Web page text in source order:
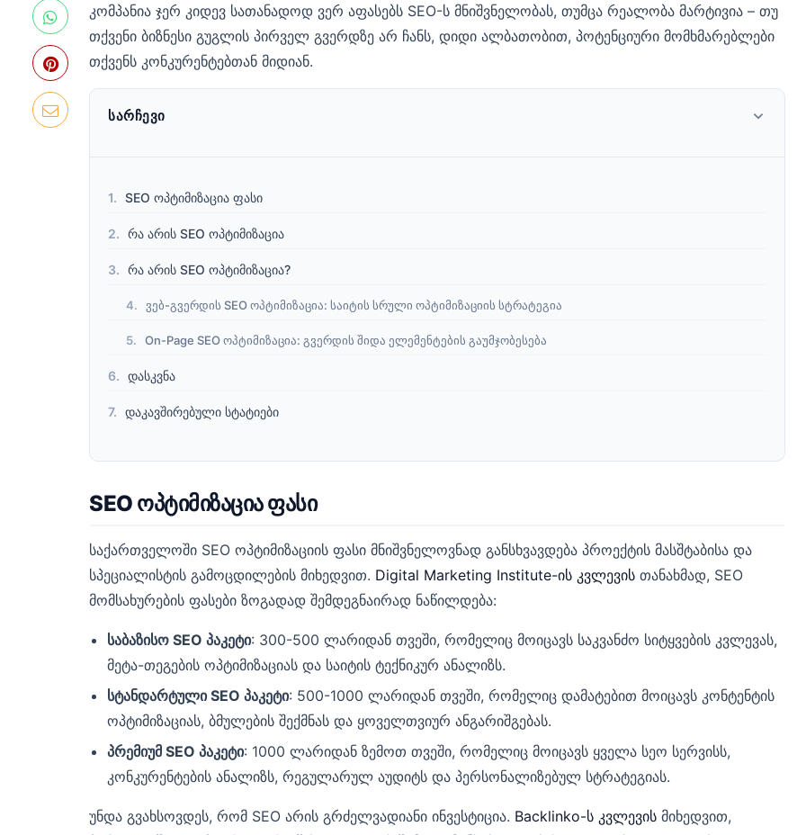
კომპანია ჯერ კიდევ სათანადოდ ვერ აფასებს SEO-ს მნიშვნელობას, თუმცა რეალობა მარტივია – თუ
თქვენი ბიზნესი გუგლის პირველ გვერდზე არ ჩანს, დიდი ალბათობით, პოტენციური მომხმარებლები
თქვენს კონკურენტებთან მიდიან.
ᲡᲐᲠᲩᲔᲕᲘ
SEO ოპტიმიზაცია ფასი
რა არის SEO ოპტიმიზაცია
რა არის SEO ოპტიმიზაცია?
ვებ-გვერდის SEO ოპტიმიზაცია: საიტის სრული ოპტიმიზაციის სტრატეგია
On-Page SEO ოპტიმიზაცია: გვერდის შიდა ელემენტების გაუმჯობესება
დასკვნა
დაკავშირებული სტატიები
SEO ოპტიმიზაცია ფასი
საქართველოში SEO ოპტიმიზაციის ფასი მნიშვნელოვნად განსხვავდება პროექტის მასშტაბისა და
სპეციალისტის გამოცდილების მიხედვით. Digital Marketing Institute-ის კვლევის თანახმად, SEO
მომსახურების ფასები ზოგადად შემდეგნაირად ნაწილდება:
საბაზისო SEO პაკეტი: 300-500 ლარიდან თვეში, რომელიც მოიცავს საკვანძო სიტყვების კვლევას,
მეტა-თეგების ოპტიმიზაციას და საიტის ტექნიკურ ანალიზს.
სტანდარტული SEO პაკეტი: 500-1000 ლარიდან თვეში, რომელიც დამატებით მოიცავს კონტენტის
ოპტიმიზაციას, ბმულების შექმნას და ყოველთვიურ ანგარიშგებას.
პრემიუმ SEO პაკეტი: 1000 ლარიდან ზემოთ თვეში, რომელიც მოიცავს ყველა სეო სერვისს,
კონკურენტების ანალიზს, რეგულარულ აუდიტს და პერსონალიზებულ სტრატეგიას.
უნდა გვახსოვდეს, რომ SEO არის გრძელვადიანი ინვესტიცია. Backlinko-ს კვლევის მიხედვით,